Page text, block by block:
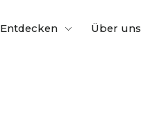
Entdecken Über uns